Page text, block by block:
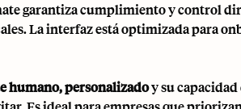
garantiza cumplimiento y control
La interfaz está optimizada para
humano, personalizadoy su capacidad